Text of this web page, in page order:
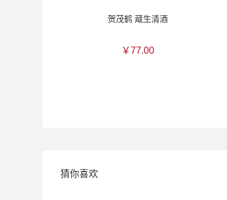
贺茂鹤 蔵生清酒
￥77.00
猜你喜欢